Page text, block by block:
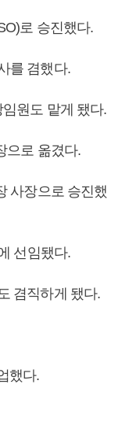
로 승진했다.
를 겸했다.
원도 맡게 됐다.
으로 옮겼다.
사장으로 승진했
선임됐다.
겸직하게 됐다.
했다.